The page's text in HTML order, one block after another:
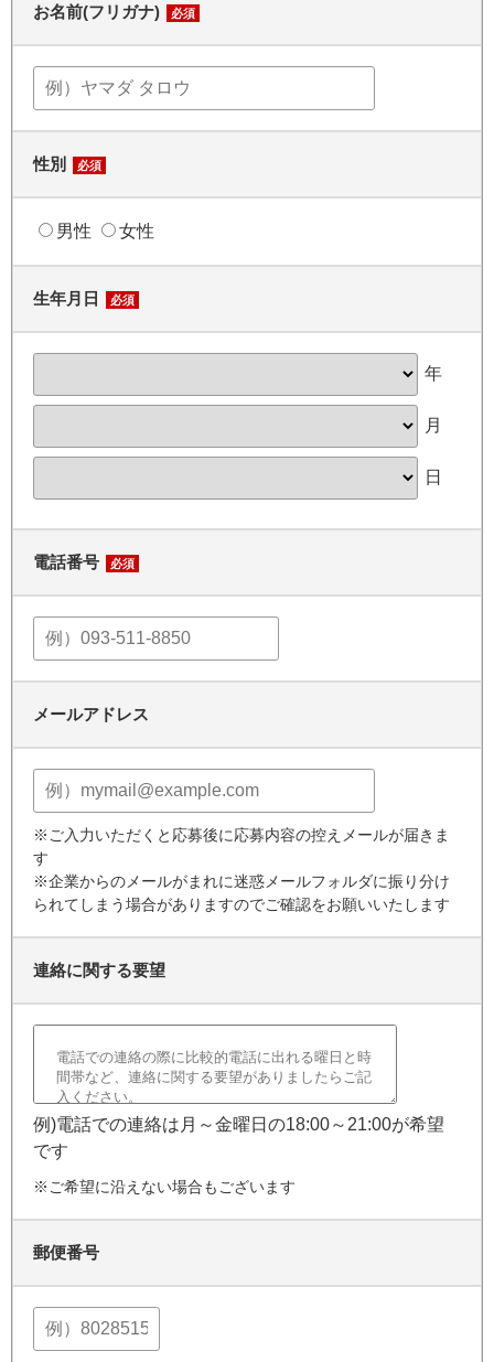
お名前(フリガナ) 必須
性別 必須
男性 女性
生年月日 必須
年
月
日
電話番号 必須
メールアドレス
※ご入力いただくと応募後に応募内容の控えメールが届きま
す
※企業からのメールがまれに迷惑メールフォルダに振り分け
られてしまう場合がありますのでご確認をお願いいたします
連絡に関する要望
例)電話での連絡は月～金曜日の18:00～21:00が希望
です
※ご希望に沿えない場合もございます
郵便番号